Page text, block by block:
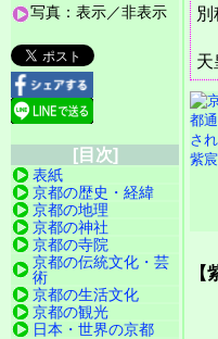
天
紫
【
写真：表示／非表示
[目次]
表紙
京都の歴史・経緯
京都の地理
京都の神社
京都の寺院
京都の伝統文化・芸
術
京都の生活文化
京都の観光
日本・世界の京都